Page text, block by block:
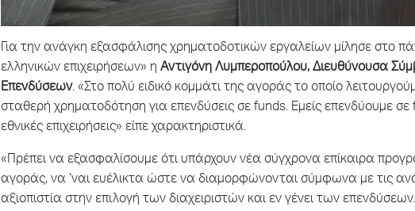
Για την ανάγκη εξασφάλισης χρηματοδοτικών εργαλείων μίλησε στο
ελληνικών επιχειρήσεων» η Αντιγόνη Λυμπεροπούλου, Διευθύνουσα
Επενδύσεων. «Στο πολύ ειδικό κομμάτι της αγοράς το οποίο
σταθερή χρηματοδότηση για επενδύσεις σε funds. Εμείς επενδύουμε
εθνικές επιχειρήσεις» είπε χαρακτηριστικά.
«Πρέπει να εξασφαλίσουμε ότι υπάρχουν νέα σύγχρονα επίκαιρα
αγοράς, να ‘ναι ευέλικτα ώστε να διαμορφώνονται σύμφωνα με τις
αξιοπιστία στην επιλογή των διαχειριστών και εν γένει των